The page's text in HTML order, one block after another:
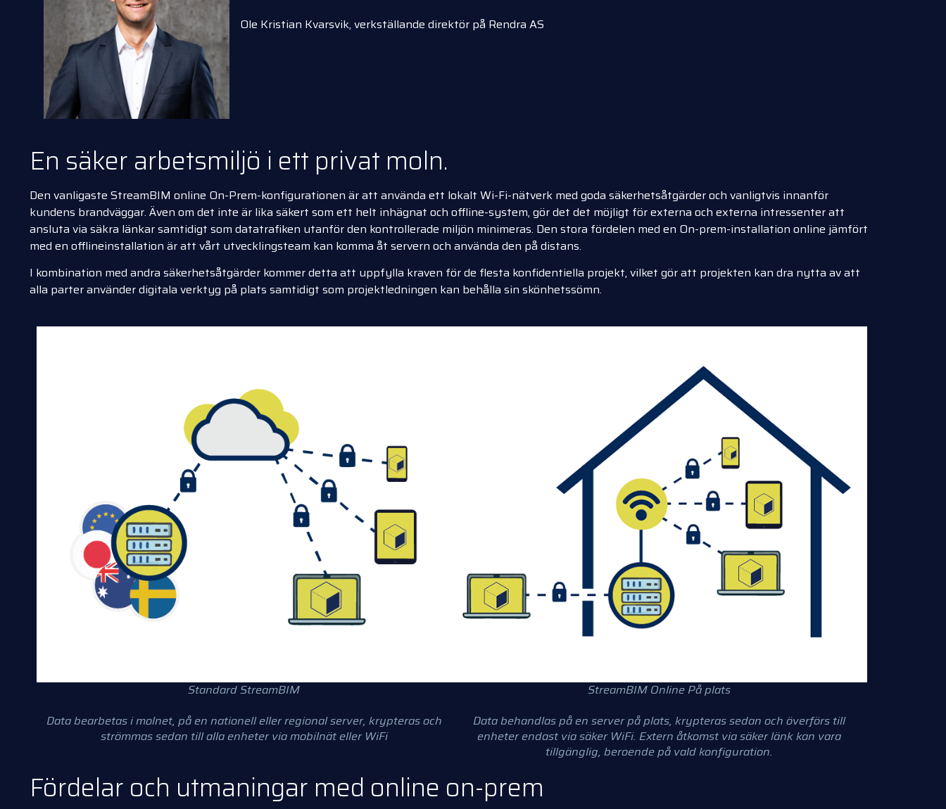
Ole Kristian Kvarsvik, verkställande direktör på Rendra AS
En säker arbetsmiljö i ett privat moln.
Den vanligaste StreamBIM online On-Prem-konfigurationen är att använda ett lokalt Wi-Fi-nätverk med goda säkerhetsåtgärder och vanligtvis innanför
kundens brandväggar. Även om det inte är lika säkert som ett helt inhägnat och offline-system, gör det det möjligt för externa och externa intressenter att
ansluta via säkra länkar samtidigt som datatrafiken utanför den kontrollerade miljön minimeras. Den stora fördelen med en On-prem-installation online jämfört
med en offlineinstallation är att vårt utvecklingsteam kan komma åt servern och använda den på distans.
I kombination med andra säkerhetsåtgärder kommer detta att uppfylla kraven för de flesta konfidentiella projekt, vilket gör att projekten kan dra nytta av att
alla parter använder digitala verktyg på plats samtidigt som projektledningen kan behålla sin skönhetssömn.
Standard StreamBIM
Data bearbetas i molnet, på en nationell eller regional server, krypteras och
strömmas sedan till alla enheter via mobilnät eller WiFi
StreamBIM Online På plats
Data behandlas på en server på plats, krypteras sedan och överförs till
enheter endast via säker WiFi. Extern åtkomst via säker länk kan vara
tillgänglig, beroende på vald konfiguration.
Fördelar och utmaningar med online on-prem